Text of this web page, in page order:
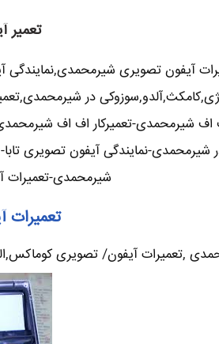
تعمیر
آیفون تصویری
در
شیرمحمدی-تعمیرکار اف اف
شیرمحمدی-تعمیرات
,تعمیرات آیفون/ تصویری